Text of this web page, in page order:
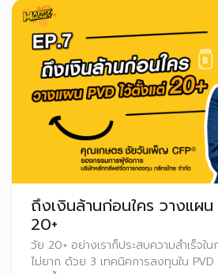
ถึงเงินล้านก่อนใคร วางแผ
20+
วัย 20+ อย่างเราก็ประสบความสำเร็จใ
ไม่ยาก ด้วย 3 เทคนิคการลงทุนใน PVD